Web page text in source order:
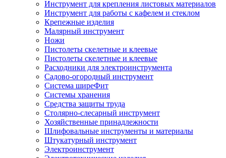
Инструмент для крепления листовых материалов
Инструмент для работы с кафелем и стеклом
Крепежные изделия
Малярный инструмент
Ножи
Пистолеты скелетные и клеевые
Пистолеты скелетные и клеевые
Расходники для электроинструмента
Садово-огородный инструмент
Система ширеФит
Системы хранения
Средства защиты труда
Столярно-слесарный инструмент
Хозяйственные принадлежности
Шлифовальные инструменты и материалы
Штукатурный инструмент
Электроинструмент